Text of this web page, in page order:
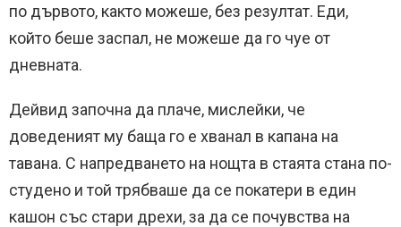
по дървото, както можеше, без резултат. Еди,
който беше заспал, не можеше да го чуе от
дневната.
Дейвид започна да плаче, мислейки, че
доведеният му баща го е хванал в капана на
тавана. С напредването на нощта в стаята стана по-
студено и той трябваше да се покатери в един
кашон със стари дрехи, за да се почувства на